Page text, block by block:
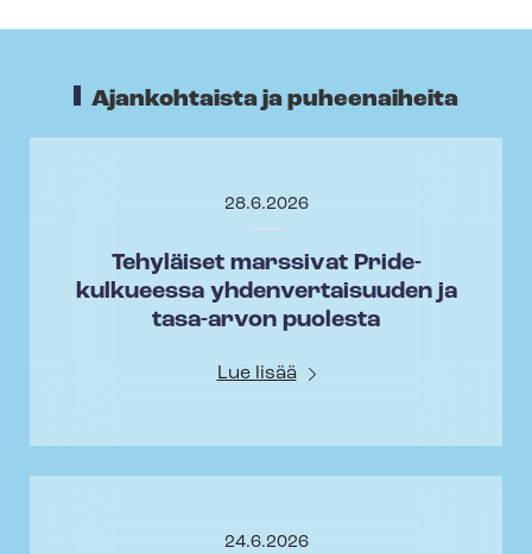
Ajankohtaista ja puheenaiheita
28.6.2026
Tehyläiset marssivat Pride-
kulkueessa yhdenvertaisuuden ja
tasa-arvon puolesta
Lue lisää
24.6.2026